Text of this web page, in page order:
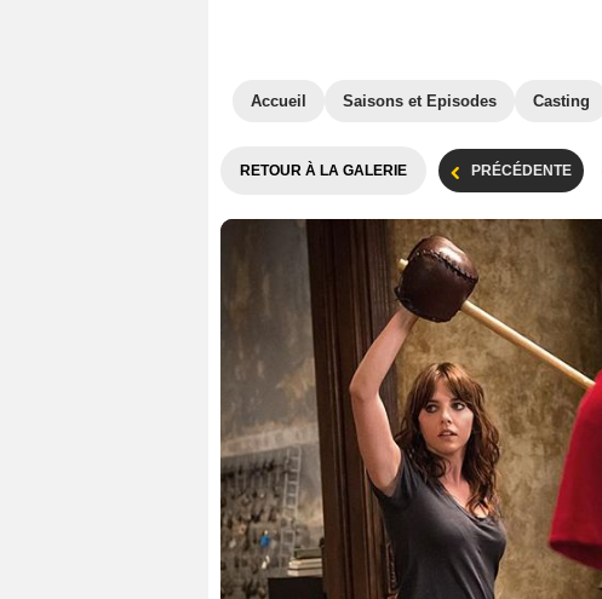
Accueil Saisons et Episodes Casting
RETOUR À LA GALERIE PRÉCÉDENTE